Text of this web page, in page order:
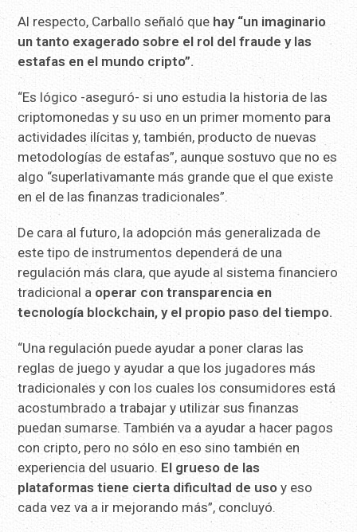
Al respecto, Carballo señaló que hay “un imaginario
un tanto exagerado sobre el rol del fraude y las
estafas en el mundo cripto”.
“Es lógico -aseguró- si uno estudia la historia de las
criptomonedas y su uso en un primer momento para
actividades ilícitas y, también, producto de nuevas
metodologías de estafas”, aunque sostuvo que no es
algo “superlativamante más grande que el que existe
en el de las finanzas tradicionales”.
De cara al futuro, la adopción más generalizada de
este tipo de instrumentos dependerá de una
regulación más clara, que ayude al sistema financiero
tradicional a operar con transparencia en
tecnología blockchain, y el propio paso del tiempo.
“Una regulación puede ayudar a poner claras las
reglas de juego y ayudar a que los jugadores más
tradicionales y con los cuales los consumidores está
acostumbrado a trabajar y utilizar sus finanzas
puedan sumarse. También va a ayudar a hacer pagos
con cripto, pero no sólo en eso sino también en
experiencia del usuario. El grueso de las
plataformas tiene cierta dificultad de usoy eso
cada vez va a ir mejorando más”, concluyó.